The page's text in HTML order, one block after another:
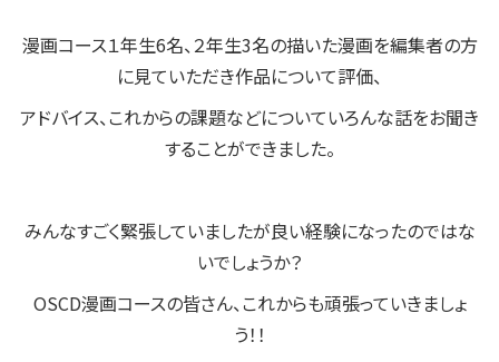
漫画コース１年生6名、２年生3名の描いた漫画を編集者の方
に見ていただき作品について評価、
アドバイス、これからの課題などについていろんな話をお聞き
することができました。
みんなすごく緊張していましたが良い経験になったのではな
いでしょうか？
OSCD漫画コースの皆さん、これからも頑張っていきましょ
う！！